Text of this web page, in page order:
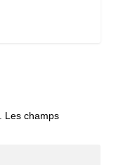
Les champs